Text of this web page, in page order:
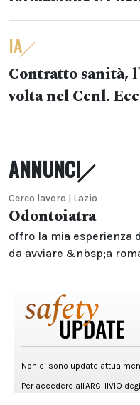
IA
Contratto sanità,
volta nel Ccnl.
ANNUNCI
Cerco lavoro | Lazio
Odontoiatra
offro la mia esperienza
da avviare &nbsp;a